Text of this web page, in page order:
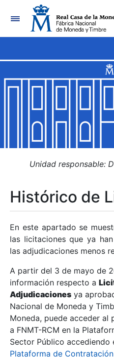
Navegación
Mostrar/Ocultar
Mostrar/Ocultar
Mostrar/Ocultar
Mostrar/Ocultar
Mostrar/Ocultar
Mostrar/Ocultar
Unidad responsable:
Histórico de
En este apartado se
las licitaciones que ya
las adjudicaciones menos
A partir del 3 de mayo de
información respecto a
Adjudicaciones ya
Nacional de Moneda y
Moneda, puede acceder
a FNMT-RCM en la
Sector Público accediendo
Plataforma de